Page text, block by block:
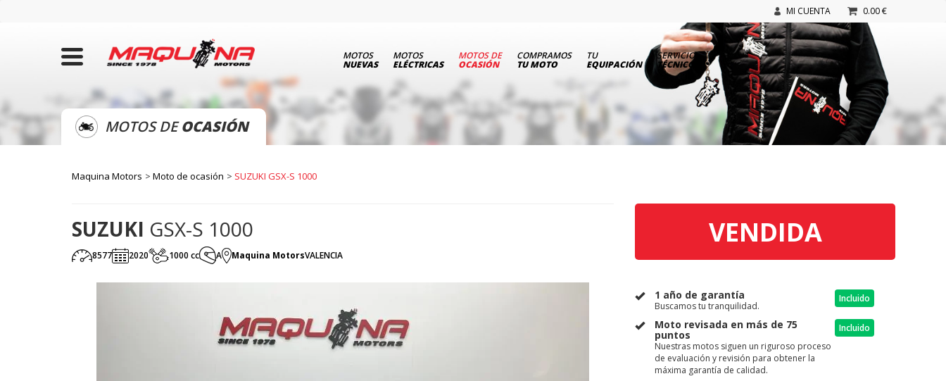
MI CUENTA 0.00 €
MOTOS
NUEVAS
MOTOS
ELÉCTRICAS
MOTOS DE
OCASIÓN
COMPRAMOS
TU MOTO
TU
EQUIPACIÓN
SERVICIO
TÉCNICO
MOTOS DEOCASIÓN
Maquina Motors Moto de ocasión SUZUKI GSX-S 1000
SUZUKI GSX-S 1000
8577 2020 1000 cc A Maquina MotorsVALENCIA
VENDIDA
1 año de garantía
Buscamos tu tranquilidad.
Incluido
Moto revisada en más de 75
puntos
Nuestras motos siguen un riguroso proceso
de evaluación y revisión para obtener la
máxima garantía de calidad.
Incluido